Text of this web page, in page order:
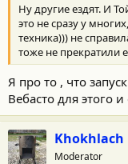
Ну другие ездят. И
это не сразу у
техника))) не
тоже не прекратили
Я про то , что
Вебасто для этого
Khokhlach
Moderator